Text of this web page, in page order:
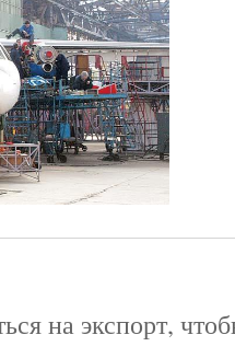
на экспорт,